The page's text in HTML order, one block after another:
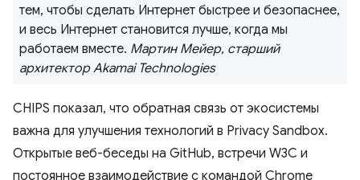
тем, чтобы сделать Интернет быстрее и безопаснее,
и весь Интернет становится лучше, когда мы
работаем вместе. Мартин Мейер, старший
архитектор Akamai Technologies
CHIPS показал, что обратная связь от экосистемы
важна для улучшения технологий в Privacy Sandbox.
Открытые веб-беседы на GitHub, встречи W3C и
постоянное взаимодействие с командой Chrome